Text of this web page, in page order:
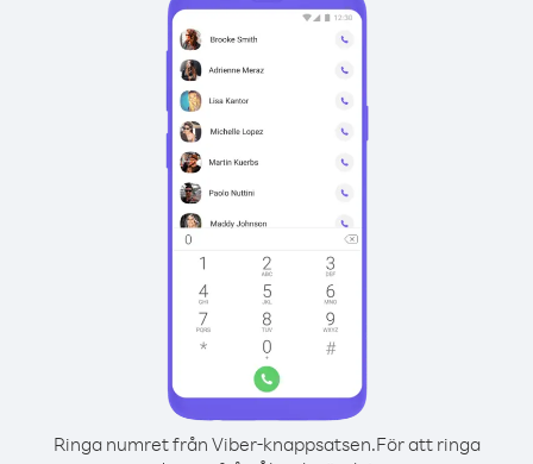
Ringa numret från Viber-knappsatsen.För att ringa